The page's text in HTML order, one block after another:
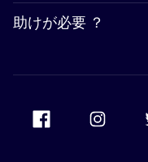
助けが必要 ？
Accor Facebook